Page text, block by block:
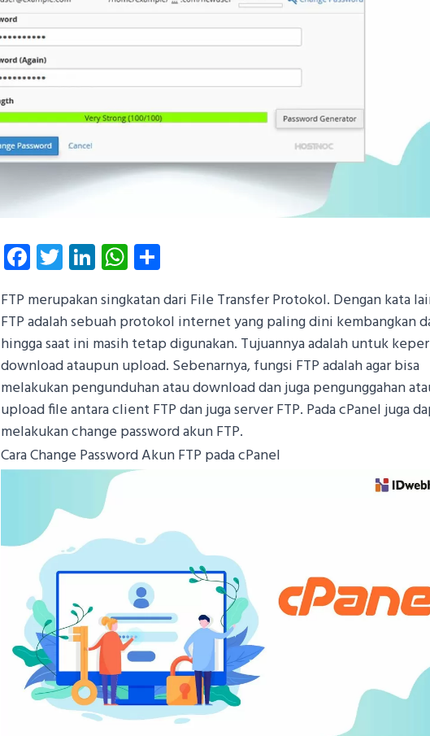
Facebook
Twitter
LinkedIn
WhatsApp
Share
FTP merupakan singkatan dari File Transfer Protokol. Dengan kata
FTP adalah sebuah protokol internet yang paling dini kembangkan
hingga saat ini masih tetap digunakan. Tujuannya adalah untuk
download ataupun upload. Sebenarnya, fungsi FTP adalah agar bisa
melakukan pengunduhan atau download dan juga pengunggahan
upload file antara client FTP dan juga server FTP. Pada cPanel juga
melakukan change password akun FTP.
Cara Change Password Akun FTP pada cPanel